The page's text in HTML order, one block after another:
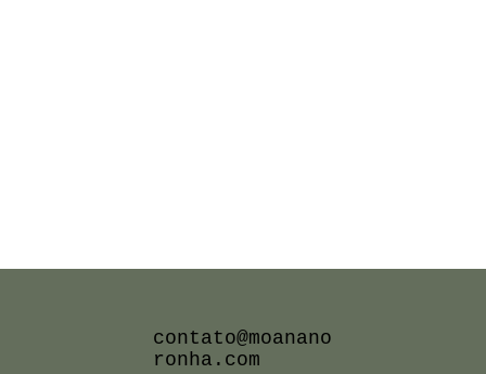
contato@moanano
ronha.com